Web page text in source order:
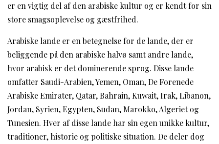
er en vigtig del af den arabiske kultur og er kendt for sin
store smagsoplevelse og gæstfrihed.
Arabiske lande er en betegnelse for de lande, der er
beliggende på den arabiske halvø samt andre lande,
hvor arabisk er det dominerende sprog. Disse lande
omfatter Saudi-Arabien, Yemen, Oman, De Forenede
Arabiske Emirater, Qatar, Bahrain, Kuwait, Irak, Libanon,
Jordan, Syrien, Egypten, Sudan, Marokko, Algeriet og
Tunesien. Hver af disse lande har sin egen unikke kultur,
traditioner, historie og politiske situation. De deler dog